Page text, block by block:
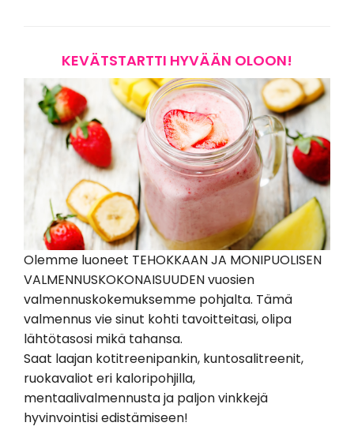
KEVÄTSTARTTI HYVÄÄN OLOON!
Olemme luoneet TEHOKKAAN JA MONIPUOLISEN
VALMENNUSKOKONAISUUDEN vuosien
valmennuskokemuksemme pohjalta. Tämä
valmennus vie sinut kohti tavoitteitasi, olipa
lähtötasosi mikä tahansa.
Saat laajan kotitreenipankin, kuntosalitreenit,
ruokavaliot eri kaloripohjilla,
mentaalivalmennusta ja paljon vinkkejä
hyvinvointisi edistämiseen!